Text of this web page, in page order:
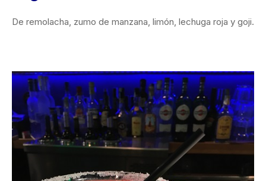
De remolacha, zumo de manzana, limón, lechuga roja y goji.